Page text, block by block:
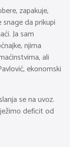
zapakuje,
da prikupi
Ja sam
njima
ali
ekonomski
se na uvoz.
deficit od